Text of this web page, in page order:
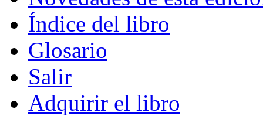
Índice del libro
Glosario
Salir
Adquirir el libro